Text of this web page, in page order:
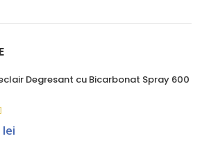
Degresant cu Bicarbonat Spray 600
lei